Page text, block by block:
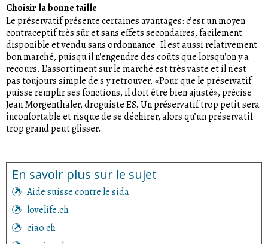
Choisir la bonne taille
Le préservatif présente certaines avantages: c’est un moyen
contraceptif très sûr et sans effets secondaires, facilement
disponible et vendu sans ordonnance. Il est aussi relativement
bon marché, puisqu'il n'engendre des coûts que lorsqu'on y a
recours. L'assortiment sur le marché est très vaste et il n'est
pas toujours simple de s'y retrouver. «Pour que le préservatif
puisse remplir ses fonctions, il doit être bien ajusté», précise
Jean Morgenthaler, droguiste ES. Un préservatif trop petit sera
inconfortable et risque de se déchirer, alors qu’un préservatif
trop grand peut glisser.
En savoir plus sur le sujet
Aide suisse contre le sida
lovelife.ch
ciao.ch